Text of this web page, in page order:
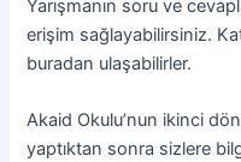
Yarışmanın soru ve
erişim sağlayabilirsiniz.
buradan ulaşabilirler.
Akaid Okulu’nun ikinci
yaptıktan sonra sizlere